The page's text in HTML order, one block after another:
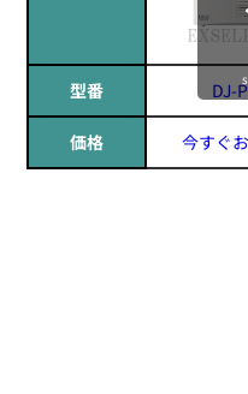
型番 DJ-
価格 今すぐ